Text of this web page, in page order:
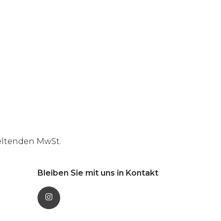
MwSt.
Bleiben Sie mit uns in Kontakt